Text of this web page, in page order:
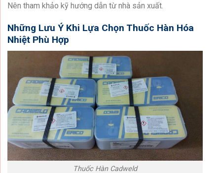
Nên tham khảo kỹ hướng dẫn từ nhà sản xuất.
Những Lưu Ý Khi Lựa Chọn Thuốc Hàn Hóa
Nhiệt Phù Hợp
Thuốc Hàn Cadweld